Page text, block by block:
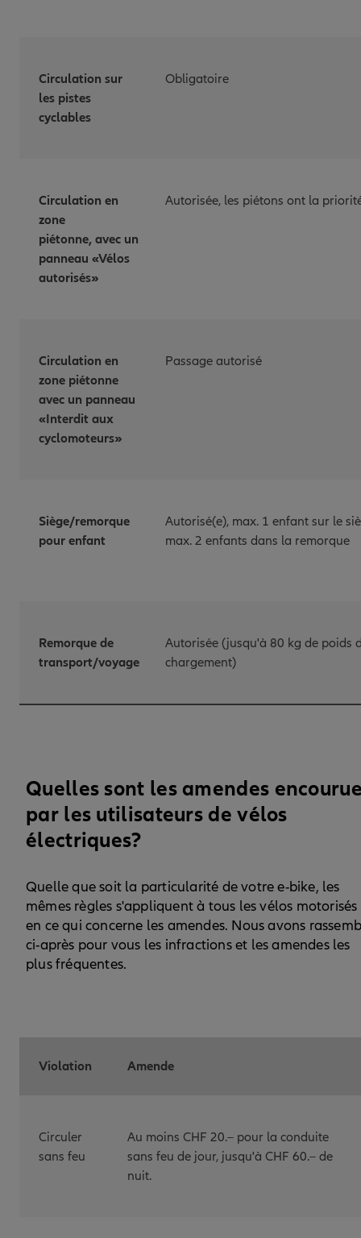
Circulation sur
les pistes
cyclables
Obligatoire
Circulation en
zone
piétonne, avec un
panneau «Vélos
autorisés»
Autorisée, les piétons ont la
Circulation en
zone piétonne
avec un panneau
«Interdit aux
cyclomoteurs»
Passage autorisé
Siège/remorque
pour enfant
Autorisé(e), max. 1 enfant sur le
max. 2 enfants dans la remorque
Remorque de
transport/voyage
Autorisée (jusqu'à 80 kg de poids
chargement)
Quelles sont les amendes
par les utilisateurs de vélos
électriques?
Quelle que soit la particularité de votre e-bike, les
mêmes règles s'appliquent à tous les vélos motorisés
en ce qui concerne les amendes. Nous avons
ci-après pour vous les infractions et les amendes les
plus fréquentes.
Violation Amende
Circuler
sans feu
Au moins CHF 20.– pour la conduite
sans feu de jour, jusqu'à CHF 60.– de
nuit.